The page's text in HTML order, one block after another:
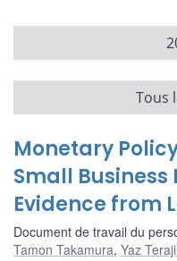
Tous
Monetary
Small
Evidence from
Document de travail du
Tamon Takamura, Yaz